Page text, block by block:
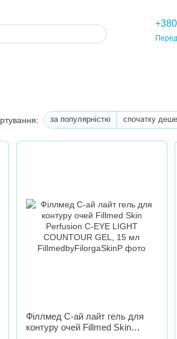
за популярністю спочатку
Філлмед С-ай лайт гель для
контуру очей Fillmed Skin